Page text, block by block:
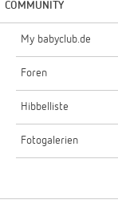
COMMUNITY
My babyclub.de
Foren
Hibbelliste
Fotogalerien